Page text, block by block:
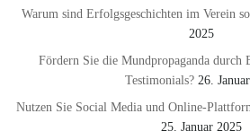
Warum sind Erfolgsgeschichten im Verein
2025
Fördern Sie die Mundpropaganda durch
Testimonials? 26.
Nutzen Sie Social Media und Online-
25. Januar 2025